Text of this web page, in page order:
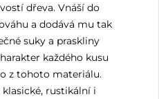
dřeva. Vnáší do
a dodává mu tak
suky a praskliny
každého kusu
z tohoto materiálu.
rustikální i